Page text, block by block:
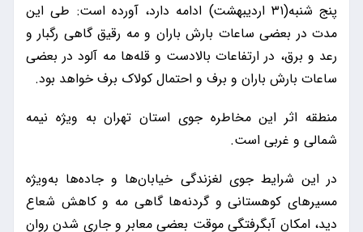
پنج شنبه(۳۱ اردیبهشت) ادامه دارد، آورده است: طی این
مدت در بعضی ساعات بارش باران و مه رقیق گاهی رگبار و
رعد و برق، در ارتفاعات بالادست و قله‌ها مه آلود در بعضی
ساعات بارش باران و برف و احتمال کولاک برف خواهد بود.
منطقه اثر این مخاطره جوی استان تهران به ویژه نیمه
شمالی و غربی است.
در این شرایط جوی لغزندگی خیابان‌ها و جاده‌ها به‌ویژه
مسیرهای کوهستانی و گردنه‌ها گاهی مه و کاهش شعاع
دید، امکان آبگرفتگی موقت بعضی معابر و جاری شدن روان